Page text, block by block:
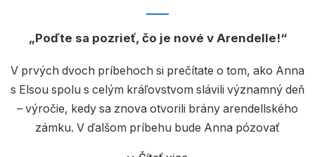
Zdravie a životný štýl
Všetky kategórie
Poďte sa pozrieť, čo je nové v Arendelle!
V prvých dvoch príbehoch si prečítate o tom, ako Anna
s Elsou spolu s celým kráľovstvom slávili významný deň
– výročie, kedy sa znova otvorili brány arendellského
zámku. V ďalšom príbehu bude Anna pózovať